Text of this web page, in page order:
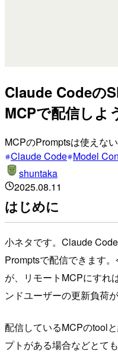
Claude Codeの
MCPで配信しよ
MCPのPromptsは使えな
Claude Code Model
shuntaka
2025.08.11
はじめに
小ネタです。Claude
Promptsで配信できます
が、リモートMCPにすれ
ンドユーザーの更新負荷
配信しているMCPのtool
プトがある場合などとて